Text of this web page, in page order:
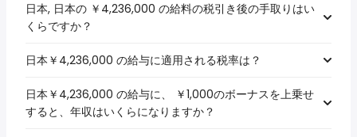
日本, 日本の ￥4,236,000 の給料の税引き後の手取りはい
くらですか？
日本￥4,236,000 の給与に適用される税率は？
日本￥4,236,000 の給与に、 ￥1,000のボーナスを上乗せ
すると、年収はいくらになりますか？